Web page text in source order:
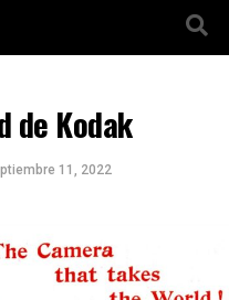
de Kodak
11, 2022